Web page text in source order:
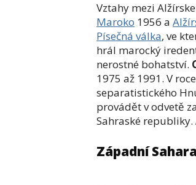
Vztahy mezi
Maroko 1956 a
Písečná válka, ve
hrál marocký
nerostné bohatství.
1975 až 1991. V
separatistického
provádět v odvetě
Sahraské
Západní